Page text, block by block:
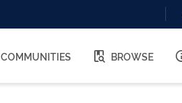
COMMUNITIES BROWSE